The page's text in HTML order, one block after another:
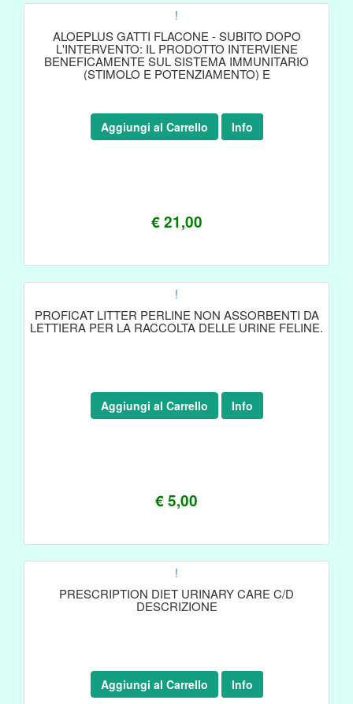
!
ALOEPLUS GATTI FLACONE - SUBITO DOPO
L'INTERVENTO: IL PRODOTTO INTERVIENE
BENEFICAMENTE SUL SISTEMA IMMUNITARIO
(STIMOLO E POTENZIAMENTO) E
€ 21,00
Aggiungi al Carrello Info
!
PROFICAT LITTER PERLINE NON ASSORBENTI DA
LETTIERA PER LA RACCOLTA DELLE URINE FELINE.
€ 5,00
Aggiungi al Carrello Info
!
PRESCRIPTION DIET URINARY CARE C/D
DESCRIZIONE
Aggiungi al Carrello Info